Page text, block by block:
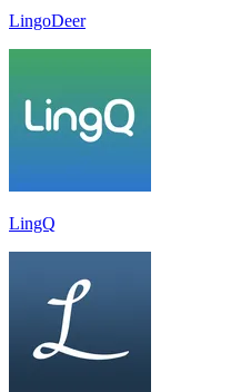
LingoDeer
LingQ